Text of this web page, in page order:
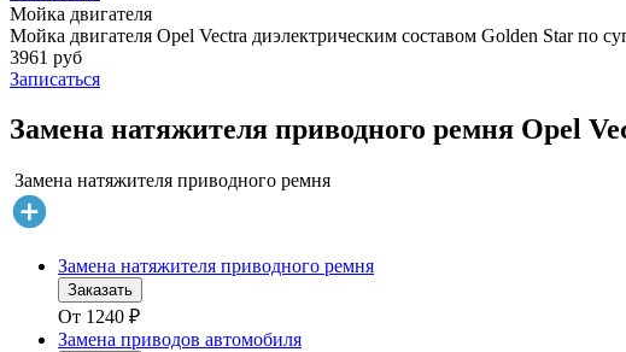
Мойка двигателя
Мойка двигателя Opel Vectra диэлектрическим составом Golden Star по
3961 руб
Записаться
Замена натяжителя приводного ремня Opel
Замена натяжителя приводного ремня
Замена натяжителя приводного ремня
Заказать
От 1240 ₽
Замена приводов автомобиля